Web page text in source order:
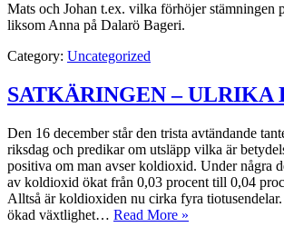
Mats och Johan t.ex. vilka förhöjer
liksom Anna på Dalarö Bageri.
Category: Uncategorized
SATKÄRINGEN – ULRIKA
Den 16 december står den trista avtändande
riksdag och predikar om utsläpp vilka är
positiva om man avser koldioxid. Under några
av koldioxid ökat från 0,03 procent till 0,04
Alltså är koldioxiden nu cirka fyra
ökad växtlighet… Read More »